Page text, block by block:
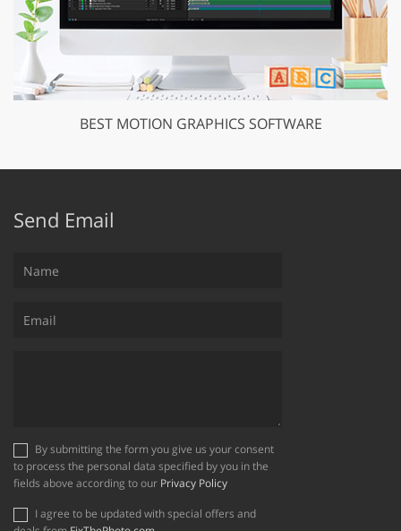
BEST MOTION GRAPHICS SOFTWARE
Send Email
to process the personal data specified by you in the
fields above according to our Privacy Policy